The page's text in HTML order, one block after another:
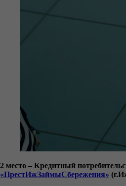
2 место – Кредитный
«ПрестИжЗаймыСбережения»